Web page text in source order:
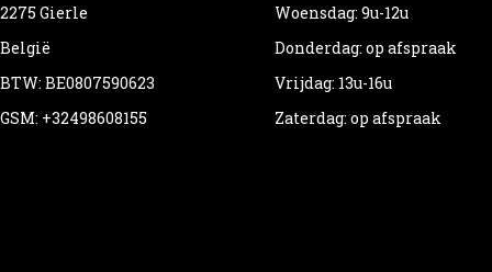
2275 Gierle
België
BTW: BE0807590623
GSM: +32498608155
Woensdag: 9u-12u
Donderdag: op afspraak
Vrijdag: 13u-16u
Zaterdag: op afspraak